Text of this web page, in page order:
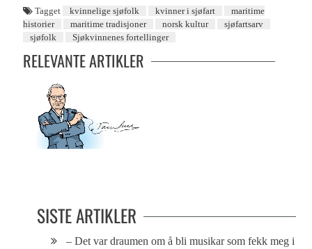
Tagget kvinnelige sjøfolk kvinner i sjøfart
maritime
historier
maritime tradisjoner norsk kultur
sjøfartsarv
sjøfolk
Sjøkvinnenes fortellinger
RELEVANTE ARTIKLER
SISTE ARTIKLER
– Det var draumen om å bli musikar som fekk meg i